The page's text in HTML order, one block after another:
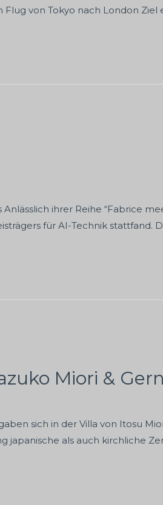
von Tokyo nach London
ihrer Reihe “Fabrice
für AI-Technik
Miori &
sich in der Villa von Itosu
japanische als auch kirchliche